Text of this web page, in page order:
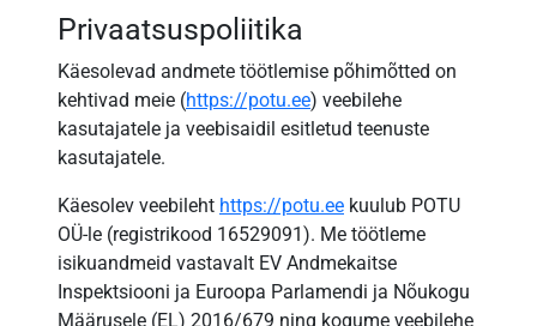
POTU
Privaatsuspoliitika
Käesolevad andmete töötlemise põhimõtted on
kehtivad meie (https://potu.ee) veebilehe
kasutajatele ja veebisaidil esitletud teenuste
kasutajatele.
Käesolev veebileht https://potu.ee kuulub POTU
OÜ-le (registrikood 16529091). Me töötleme
isikuandmeid vastavalt EV Andmekaitse
Inspektsiooni ja Euroopa Parlamendi ja Nõukogu
Määrusele (EL) 2016/679 ning kogume veebilehe